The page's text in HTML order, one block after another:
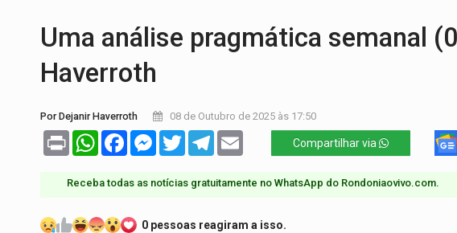
Uma análise pragmática semanal
Haverroth
Por Dejanir Haverroth 08 de Outubro de 2025 às 17:50
Print WhatsAppFacebookMessenger
TwitterTelegram Compartilhar via
Receba todas as notícias gratuitamente no WhatsApp do Rondoniaovivo.com.​
0 pessoas reagiram a isso.